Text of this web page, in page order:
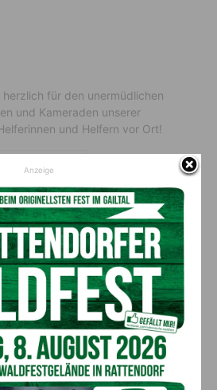
für den unermüdlichen
und Kameraden unserer
und Helfern vor Ort!
Mauthen
den
Nächster Artikel
VCÖ: Bezirk Hermagor hat
höchsten E-Pkw Anteil
Kärntens
AKTUELLES
bleibt unersetzbar“ –
nimmt Abschied
Anzeige